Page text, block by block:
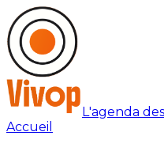
L'agenda
Accueil